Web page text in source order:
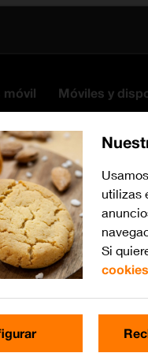
móvil Móviles y
utilizas
Si